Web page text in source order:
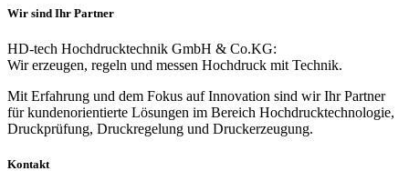
Wir sind Ihr Partner
HD-tech Hochdrucktechnik GmbH & Co.KG:
Wir erzeugen, regeln und messen Hochdruck mit Technik.
Mit Erfahrung und dem Fokus auf Innovation sind wir Ihr Partner
für kundenorientierte Lösungen im Bereich Hochdrucktechnologie,
Druckprüfung, Druckregelung und Druckerzeugung.
Kontakt